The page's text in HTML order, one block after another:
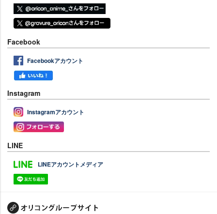
Facebook
Facebookアカウント
Instagram
Instagramアカウント
LINE
LINEアカウントメディア